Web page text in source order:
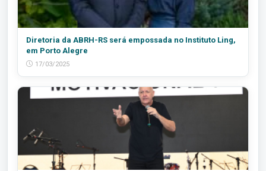
Diretoria da ABRH-RS será empossada no Instituto Ling,
em Porto Alegre
17/03/2025